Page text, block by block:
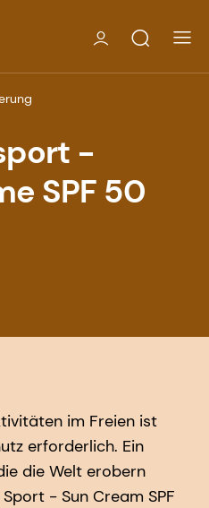
-
SPF 50
im Freien ist
erforderlich. Ein
die Welt erobern
- Sun Cream SPF